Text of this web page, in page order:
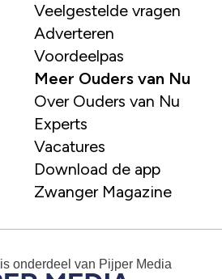
Veelgestelde vragen
Adverteren
Voordeelpas
Meer Ouders van Nu
Over Ouders van Nu
Experts
Vacatures
Download de app
Zwanger Magazine
is onderdeel van Pijper Media